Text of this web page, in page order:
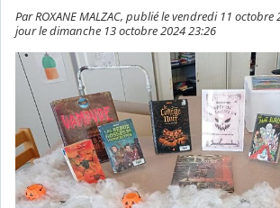
Par ROXANE MALZAC, publié le vendredi 11 octobre
jour le dimanche 13 octobre 2024 23:26